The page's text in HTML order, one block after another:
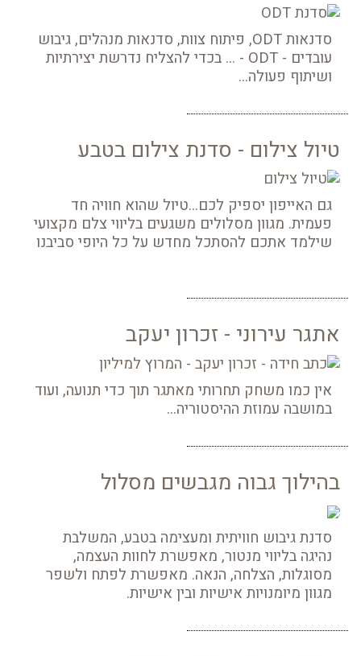
סדנאות ODT, פיתוח צוות, סדנאות מנהלים, גיבוש
עובדים - ODT - ... בכדי להצליח נדרשת יצירתיות
ושיתוף פעולה...
טיול צילום - סדנת צילום בטבע
גם האייפון יספיק לכם...טיול שהוא חוויה חד
פעמית. מגוון מסלולים משגעים בליווי צלם מקצועי
שילמד אתכם להסתכל מחדש על כל היופי סביבנו
אתגר עירוני - זכרון יעקב
אין כמו משחק תחרותי מאתגר תוך כדי תנועה, ועוד
במושבה עמוזת ההיסטוריה...
בהילוך גבוה מגבשים מסלול
סדנת גיבוש חוויתית ומעצימה בטבע, המשלבת
נהיגה בליווי מנטור, מאפשרת לחוות העצמה,
מסוגלות, הצלחה, הנאה. מאפשרת לפתח ולשפר
מגוון מיומנויות אישיות ובין אישיות.